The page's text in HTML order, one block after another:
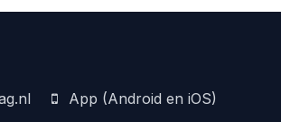
App (Android en iOS)